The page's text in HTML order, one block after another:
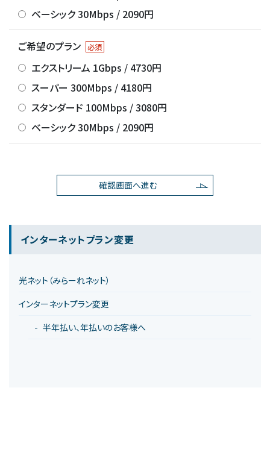
ベーシック 30Mbps / 2090円
ご希望のプラン 必須
エクストリーム 1Gbps / 4730円
スーパー 300Mbps / 4180円
スタンダード 100Mbps / 3080円
ベーシック 30Mbps / 2090円
インターネットプラン変更
光ネット（みらーれネット）
インターネットプラン変更
半年払い、年払いのお客様へ